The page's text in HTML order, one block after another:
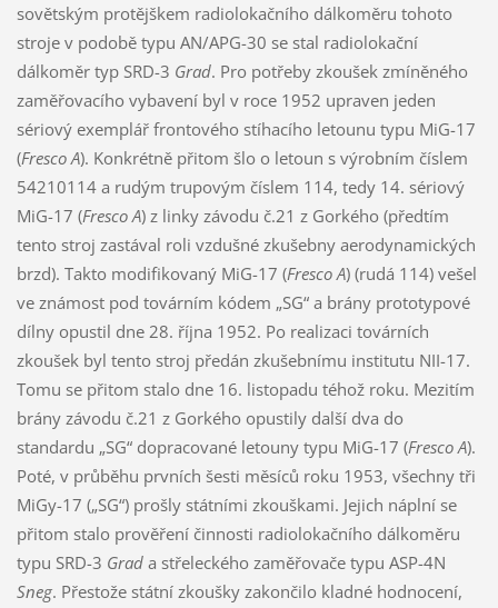
sovětským protějškem radiolokačního dálkoměru tohoto
stroje v podobě typu AN/APG-30 se stal radiolokační
dálkoměr typ SRD-3 Grad. Pro potřeby zkoušek zmíněného
zaměřovacího vybavení byl v roce 1952 upraven jeden
sériový exemplář frontového stíhacího letounu typu MiG-17
(Fresco A). Konkrétně přitom šlo o letoun s výrobním číslem
54210114 a rudým trupovým číslem 114, tedy 14. sériový
MiG-17 (Fresco A) z linky závodu č.21 z Gorkého (předtím
tento stroj zastával roli vzdušné zkušebny aerodynamických
brzd). Takto modifikovaný MiG-17 (Fresco A) (rudá 114) vešel
ve známost pod továrním kódem „SG“ a brány prototypové
dílny opustil dne 28. října 1952. Po realizaci továrních
zkoušek byl tento stroj předán zkušebnímu institutu NII-17.
Tomu se přitom stalo dne 16. listopadu téhož roku. Mezitím
brány závodu č.21 z Gorkého opustily další dva do
standardu „SG“ dopracované letouny typu MiG-17 (Fresco A).
Poté, v průběhu prvních šesti měsíců roku 1953, všechny tři
MiGy-17 („SG“) prošly státními zkouškami. Jejich náplní se
přitom stalo prověření činnosti radiolokačního dálkoměru
typu SRD-3 Grada střeleckého zaměřovače typu ASP-4N
Sneg. Přestože státní zkoušky zakončilo kladné hodnocení,